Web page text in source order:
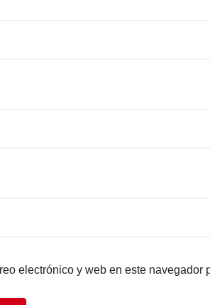
electrónico y web en este navegador